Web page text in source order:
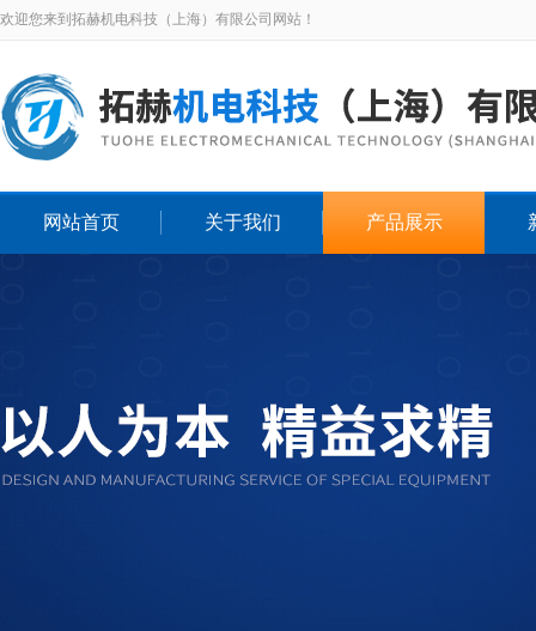
欢迎您来到拓赫机电科技（上海）有限公司网站！
网站首页 关于我们 产品展示